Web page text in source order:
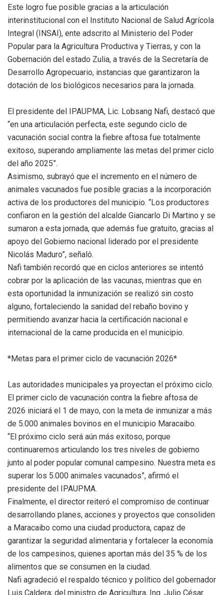
Este logro fue posible gracias a la articulación
interinstitucional con el Instituto Nacional de Salud Agrícola
Integral (INSAI), ente adscrito al Ministerio del Poder
Popular para la Agricultura Productiva y Tierras, y con la
Gobernación del estado Zulia, a través de la Secretaría de
Desarrollo Agropecuario, instancias que garantizaron la
dotación de los biológicos necesarios para la jornada.
El presidente del IPAUPMA, Lic. Lobsang Nafi, destacó que
“en una articulación perfecta, este segundo ciclo de
vacunación social contra la fiebre aftosa fue totalmente
exitoso, superando ampliamente las metas del primer ciclo
del año 2025”.
Asimismo, subrayó que el incremento en el número de
animales vacunados fue posible gracias a la incorporación
activa de los productores del municipio. “Los productores
confiaron en la gestión del alcalde Giancarlo Di Martino y se
sumaron a esta jornada, que además fue gratuito, gracias al
apoyo del Gobierno nacional liderado por el presidente
Nicolás Maduro”, señaló.
Nafi también recordó que en ciclos anteriores se intentó
cobrar por la aplicación de las vacunas, mientras que en
esta oportunidad la inmunización se realizó sin costo
alguno, fortaleciendo la sanidad del rebaño bovino y
permitiendo avanzar hacia la certificación nacional e
internacional de la carne producida en el municipio.
*Metas para el primer ciclo de vacunación 2026*
Las autoridades municipales ya proyectan el próximo ciclo.
El primer ciclo de vacunación contra la fiebre aftosa de
2026 iniciará el 1 de mayo, con la meta de inmunizar a más
de 5.000 animales bovinos en el municipio Maracaibo.
“El próximo ciclo será aún más exitoso, porque
continuaremos articulando los tres niveles de gobierno
junto al poder popular comunal campesino. Nuestra meta es
superar los 5.000 animales vacunados”, afirmó el
presidente del IPAUPMA.
Finalmente, el director reiteró el compromiso de continuar
desarrollando planes, acciones y proyectos que consoliden
a Maracaibo como una ciudad productora, capaz de
garantizar la seguridad alimentaria y fortalecer la economía
de los campesinos, quienes aportan más del 35 % de los
alimentos que se consumen en la ciudad.
Nafi agradeció el respaldo técnico y político del gobernador
Luis Caldera; del ministro de Agricultura, Ing. Julio César